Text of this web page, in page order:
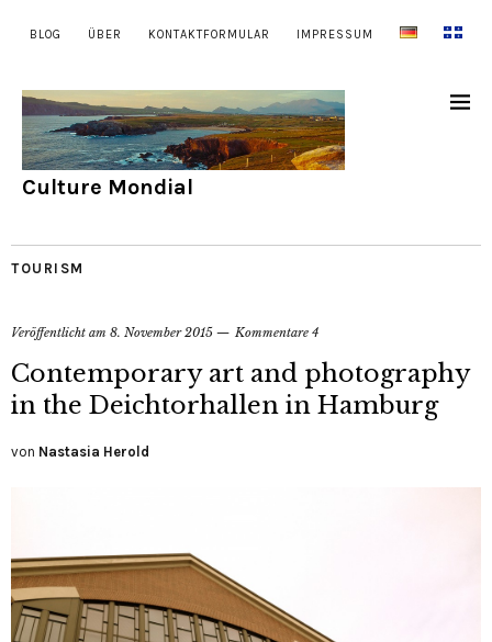
BLOG ÜBER KONTAKTFORMULAR IMPRESSUM
Culture Mondial
TOURISM
Veröffentlicht am 8. November 2015 Kommentare 4
Contemporary art and photography
in the Deichtorhallen in Hamburg
von Nastasia Herold